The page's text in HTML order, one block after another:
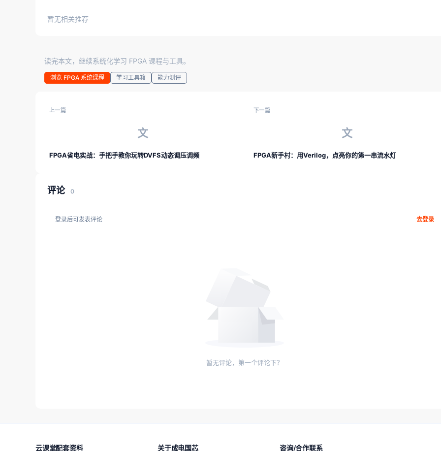
暂无相关推荐
读完本文，继续系统化学习 FPGA 课程与工具。
浏览 FPGA 系统课程 学习工具箱 能力测评
上一篇
文
FPGA省电实战：手把手教你玩转DVFS动态调压调频
下一篇
文
FPGA新手村：用Verilog，点亮你的第一串流水灯
评论 0
登录后可发表评论 去登录
暂无评论，第一个评论下？
云课堂配套资料 关于成电国芯 咨询/合作联系